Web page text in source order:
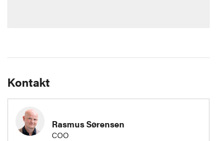
Kontakt
Rasmus Sørensen
COO